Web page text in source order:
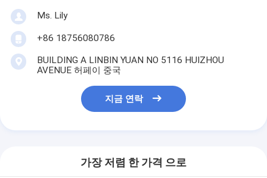
Ms. Lily
+86 18756080786
BUILDING A LINBIN YUAN NO 5116 HUIZHOU
AVENUE 허페이 중국
지금 연락
가장 저렴 한 가격 으로